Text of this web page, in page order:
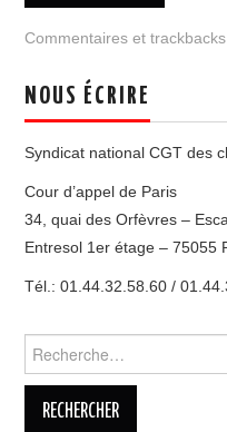
Commentaires et trackbacks
NOUS ÉCRIRE
Syndicat national CGT des
Cour d’appel de Paris
34, quai des Orfèvres –
Entresol 1er étage – 75055
Tél.: 01.44.32.58.60 /